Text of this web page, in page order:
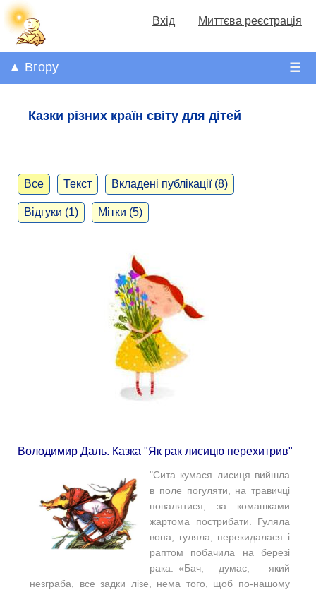
Вхід Миттєва реєстрація
☰
▲ Вгору
Казки різних країн світу для дітей
Все Текст Вкладені публікації (8)
Відгуки (1) Мітки (5)
Володимир Даль. Казка "Як рак лисицю перехитрив"
"Сита кумася лисиця вийшла
в поле погуляти, на травичці
повалятися, за комашками
жартома пострибати. Гуляла
вона, гуляла, перекидалася і
раптом побачила на березі
рака. «Бач,— думає, — який
незграба, все задки лізе, нема того, щоб по-нашому